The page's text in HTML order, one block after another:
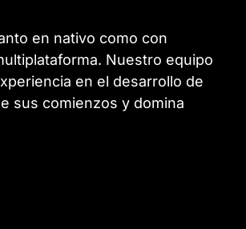
en nativo como con
Nuestro equipo
en el desarrollo de
sus comienzos y domina